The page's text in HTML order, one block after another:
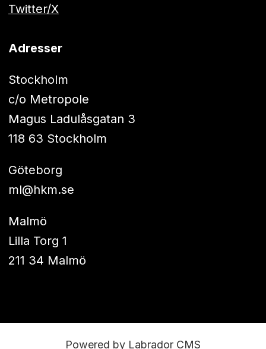
Twitter/X
Adresser
Stockholm
c/o Metropole
Magus Ladulåsgatan 3
118 63 Stockholm
Göteborg
ml@hkm.se
Malmö
Lilla Torg 1
211 34 Malmö
Powered by Labrador CMS